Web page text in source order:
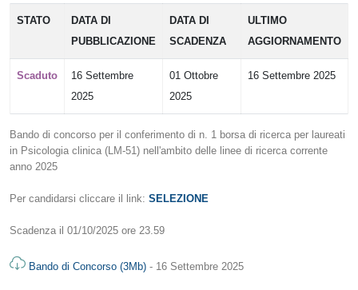
STATO
DATA DI
PUBBLICAZIONE
DATA DI
SCADENZA
ULTIMO
AGGIORNAMENTO
Scaduto
16 Settembre
2025
01 Ottobre
2025
16 Settembre 2025
Bando di concorso per il conferimento di n. 1 borsa di ricerca per laureati
in Psicologia clinica (LM-51) nell'ambito delle linee di ricerca corrente
anno 2025
Per candidarsi cliccare il link: SELEZIONE
Scadenza il 01/10/2025 ore 23.59
Bando di Concorso (3Mb) - 16 Settembre 2025